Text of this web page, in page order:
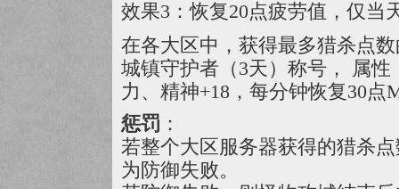
效果3：恢复20点疲劳值，仅当
在各大区中，获得最多猎杀点
城镇守护者（3天）称号， 属
力、精神+18，每分钟恢复30点
惩罚 ：
若整个大区服务器获得的猎杀
为防御失败。